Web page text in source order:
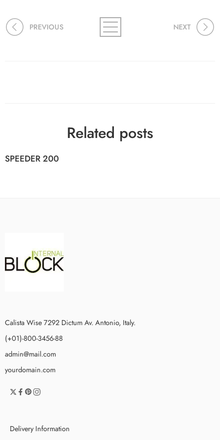
PREVIOUS NEXT
Related posts
SPEEDER 200
Calista Wise 7292 Dictum Av. Antonio, Italy.
(+01)-800-3456-88
admin@mail.com
yourdomain.com
Delivery Information